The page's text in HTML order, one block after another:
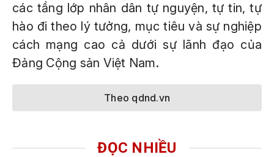
các tầng lớp nhân dân tự nguyện, tự tin, tự
hào đi theo lý tưởng, mục tiêu và sự nghiệp
cách mạng cao cả dưới sự lãnh đạo của
Đảng Cộng sản Việt Nam.
Theo qdnd.vn
ĐỌC NHIỀU